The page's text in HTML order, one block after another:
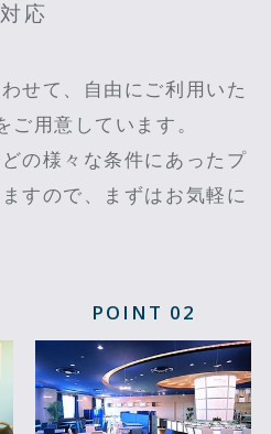
対応
せて、自由にご利用いた
ご用意しています。
の様々な条件にあったプ
すので、まずはお気軽に
POINT 02